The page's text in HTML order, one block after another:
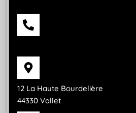
12 La Haute Bourdelière
44330 Vallet